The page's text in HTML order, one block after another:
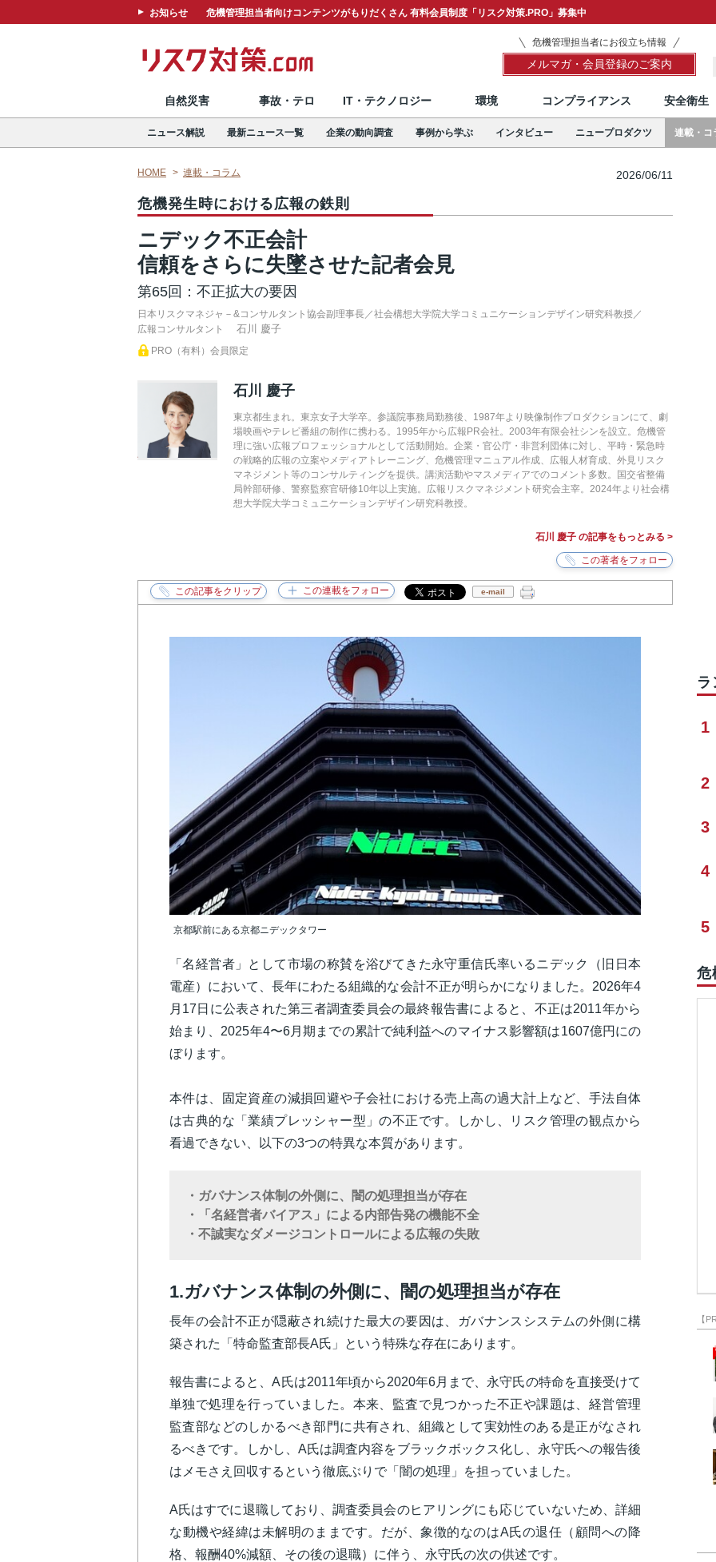
お知らせ 危機管理担当者向けコンテンツがもりだくさん 有料会員制度「リスク対策.PRO」募集中
危機管理担当者にお役立ち情報
メルマガ・会員登録のご案内
自然災害 事故・テロ IT・テクノロジー 環境 コンプライアンス 安全衛生
ニュース解説 最新ニュース一覧 企業の動向調査 事例から学ぶ インタビュー ニュープロダクツ 連載・コ
HOME 連載・コラム 2026/06/11
危機発生時における広報の鉄則
ニデック不正会計
信頼をさらに失墜させた記者会見
第65回：不正拡大の要因
日本リスクマネジャ－&コンサルタント協会副理事長／社会構想大学院大学コミュニケーションデザイン研究科教授／
広報コンサルタント
石川 慶子
PRO（有料）会員限定
石川 慶子
東京都生まれ。東京女子大学卒。参議院事務局勤務後、1987年より映像制作プロダクションにて、劇
場映画やテレビ番組の制作に携わる。1995年から広報PR会社。2003年有限会社シンを設立。危機管
理に強い広報プロフェッショナルとして活動開始。企業・官公庁・非営利団体に対し、平時・緊急時
の戦略的広報の立案やメディアトレーニング、危機管理マニュアル作成、広報人材育成、外見リスク
マネジメント等のコンサルティングを提供。講演活動やマスメディアでのコメント多数。国交省整備
局幹部研修、警察監察官研修10年以上実施。広報リスクマネジメント研究会主宰。2024年より社会構
想大学院大学コミュニケーションデザイン研究科教授。
石川 慶子 の記事をもっとみる >
e-mail
京都駅前にある京都ニデックタワー
「名経営者」として市場の称賛を浴びてきた永守重信氏率いるニデック（旧日本
電産）において、長年にわたる組織的な会計不正が明らかになりました。2026年4
月17日に公表された第三者調査委員会の最終報告書によると、不正は2011年から
始まり、2025年4〜6月期までの累計で純利益へのマイナス影響額は1607億円にの
ぼります。
本件は、固定資産の減損回避や子会社における売上高の過大計上など、手法自体
は古典的な「業績プレッシャー型」の不正です。しかし、リスク管理の観点から
看過できない、以下の3つの特異な本質があります。
・ガバナンス体制の外側に、闇の処理担当が存在
・「名経営者バイアス」による内部告発の機能不全
・不誠実なダメージコントロールによる広報の失敗
1.ガバナンス体制の外側に、闇の処理担当が存在
長年の会計不正が隠蔽され続けた最大の要因は、ガバナンスシステムの外側に構
築された「特命監査部長A氏」という特殊な存在にあります。
報告書によると、A氏は2011年頃から2020年6月まで、永守氏の特命を直接受けて
単独で処理を行っていました。本来、監査で見つかった不正や課題は、経営管理
監査部などのしかるべき部門に共有され、組織として実効性のある是正がなされ
るべきです。しかし、A氏は調査内容をブラックボックス化し、永守氏への報告後
はメモさえ回収するという徹底ぶりで「闇の処理」を担っていました。
A氏はすでに退職しており、調査委員会のヒアリングにも応じていないため、詳細
な動機や経緯は未解明のままです。だが、象徴的なのはA氏の退任（顧問への降
格、報酬40%減額、その後の退職）に伴う、永守氏の次の供述です。
1
2
3
4
5
危
【